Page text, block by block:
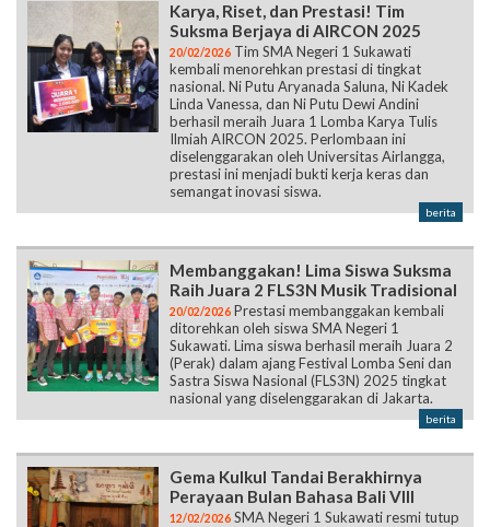
Karya, Riset, dan Prestasi! Tim
Suksma Berjaya di AIRCON 2025
20/02/2026 Tim SMA Negeri 1 Sukawati
kembali menorehkan prestasi di tingkat
nasional. Ni Putu Aryanada Saluna, Ni Kadek
Linda Vanessa, dan Ni Putu Dewi Andini
berhasil meraih Juara 1 Lomba Karya Tulis
Ilmiah AIRCON 2025. Perlombaan ini
diselenggarakan oleh Universitas Airlangga,
prestasi ini menjadi bukti kerja keras dan
semangat inovasi siswa.
berita
Membanggakan! Lima Siswa Suksma
Raih Juara 2 FLS3N Musik Tradisional
20/02/2026 Prestasi membanggakan kembali
ditorehkan oleh siswa SMA Negeri 1
Sukawati. Lima siswa berhasil meraih Juara 2
(Perak) dalam ajang Festival Lomba Seni dan
Sastra Siswa Nasional (FLS3N) 2025 tingkat
nasional yang diselenggarakan di Jakarta.
berita
Gema Kulkul Tandai Berakhirnya
Perayaan Bulan Bahasa Bali VIII
12/02/2026 SMA Negeri 1 Sukawati resmi tutup